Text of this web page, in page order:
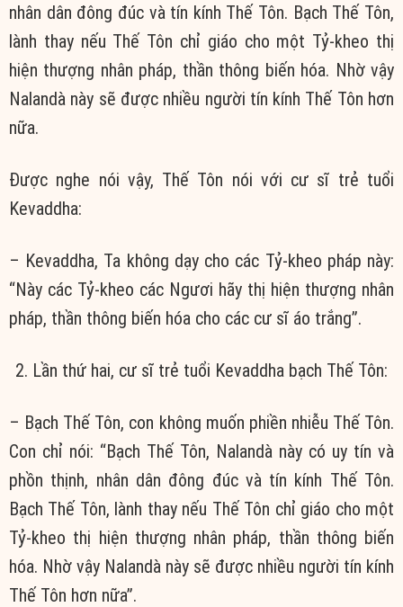
nhân dân đông đúc và tín kính Thế Tôn. Bạch Thế Tôn,
lành thay nếu Thế Tôn chỉ giáo cho một Tỷ-kheo thị
hiện thượng nhân pháp, thần thông biến hóa. Nhờ vậy
Nalandà này sẽ được nhiều người tín kính Thế Tôn hơn
nữa.
Ðược nghe nói vậy, Thế Tôn nói với cư sĩ trẻ tuổi
Kevaddha:
– Kevaddha, Ta không dạy cho các Tỷ-kheo pháp này:
“Này các Tỷ-kheo các Ngươi hãy thị hiện thượng nhân
pháp, thần thông biến hóa cho các cư sĩ áo trắng”.
Lần thứ hai, cư sĩ trẻ tuổi Kevaddha bạch Thế Tôn:
– Bạch Thế Tôn, con không muốn phiền nhiễu Thế Tôn.
Con chỉ nói: “Bạch Thế Tôn, Nalandà này có uy tín và
phồn thịnh, nhân dân đông đúc và tín kính Thế Tôn.
Bạch Thế Tôn, lành thay nếu Thế Tôn chỉ giáo cho một
Tỷ-kheo thị hiện thượng nhân pháp, thần thông biến
hóa. Nhờ vậy Nalandà này sẽ được nhiều người tín kính
Thế Tôn hơn nữa”.